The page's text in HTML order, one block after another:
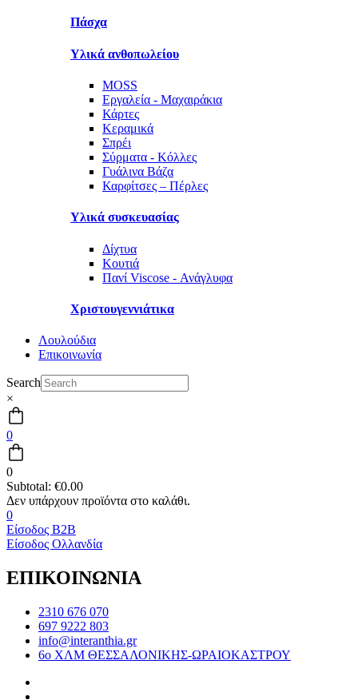
Πάσχα
Υλικά ανθοπωλείου
MOSS
Εργαλεία - Μαχαιράκια
Κάρτες
Κεραμικά
Σπρέι
Σύρματα - Κόλλες
Γυάλινα Βάζα
Καρφίτσες – Πέρλες
Υλικά συσκευασίας
Δίχτυα
Κουτιά
Πανί Viscose - Ανάγλυφα
Χριστουγεννιάτικα
Λουλούδια
Επικοινωνία
Search
×
0
0
Subtotal: €0.00
0
Είσοδος B2B
Είσοδος Ολλανδία
ΕΠΙΚΟΙΝΩΝΙΑ
2310 676 070
697 9222 803
info@interanthia.gr
6ο ΧΛΜ ΘΕΣΣΑΛΟΝΙΚΗΣ-ΩΡΑΙΟΚΑΣΤΡΟΥ